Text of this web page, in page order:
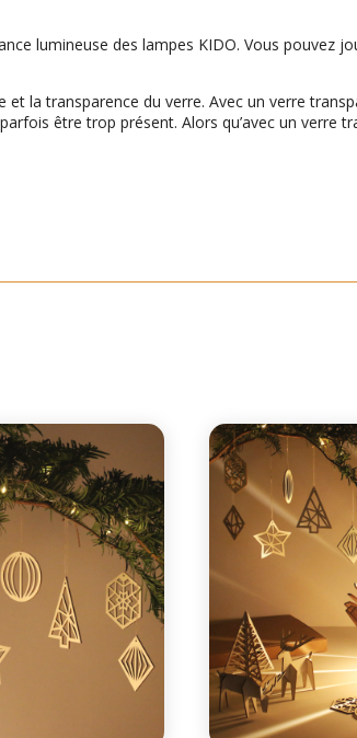
lumineuse des lampes KIDO. Vous pouvez
et la transparence du verre. Avec un verre
être trop présent. Alors qu’avec un verre